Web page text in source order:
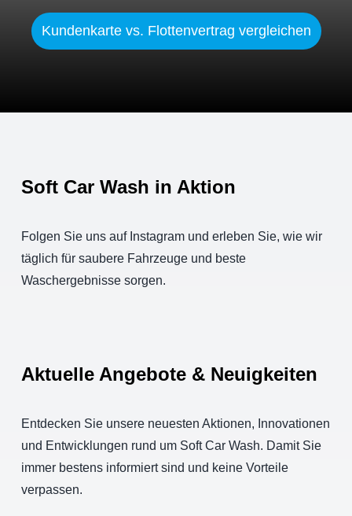
Kundenkarte vs. Flottenvertrag vergleichen
Soft Car Wash in Aktion
Folgen Sie uns auf Instagram und erleben Sie, wie wir
täglich für saubere Fahrzeuge und beste
Waschergebnisse sorgen.
Aktuelle Angebote & Neuigkeiten
Entdecken Sie unsere neuesten Aktionen, Innovationen
und Entwicklungen rund um Soft Car Wash. Damit Sie
immer bestens informiert sind und keine Vorteile
verpassen.